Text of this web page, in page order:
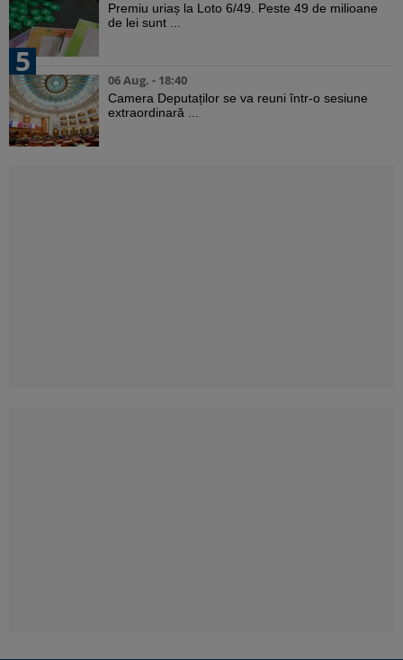
Premiu uriaș la Loto 6/49. Peste 49 de milioane
de lei sunt ...
5
06 Aug. - 18:40
Camera Deputaților se va reuni într-o sesiune
extraordinară ...